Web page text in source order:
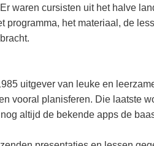
waren cursisten uit het halve
programma, het materiaal, de
uitgever van leuke en
vooral planisferen. Die laatste
altijd de bekende apps de